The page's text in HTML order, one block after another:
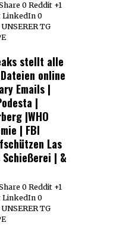
0 Reddit +1
LinkedIn 0
TG
stellt alle
online
Emails |
|
|WHO
| FBI
Las
Schießerei | &
0 Reddit +1
LinkedIn 0
TG